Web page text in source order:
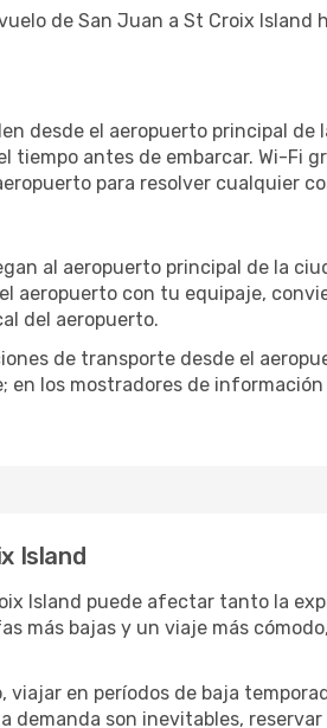
de San Juan a St Croix
desde el aeropuerto principal
tiempo antes de embarcar. Wi-
para resolver cualquier
al aeropuerto principal de la
aeropuerto con tu equipaje,
del aeropuerto.
de transporte desde el
los mostradores de
Island
Island puede afectar tanto la
más bajas y un viaje más
viajar en períodos de baja
demanda son inevitables,